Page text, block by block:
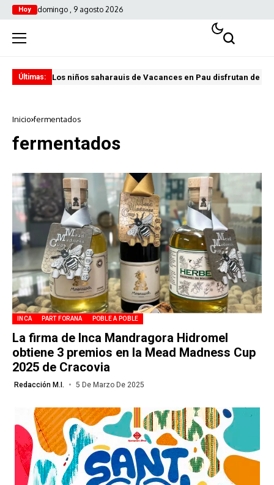
Hoy domingo , 9 agosto 2026
Últimas: Los niños saharauis de Vacances en Pau disfrutan de
Inicio fermentados
fermentados
INCA PART FORANA POBLE A POBLE
La firma de Inca Mandragora Hidromel
obtiene 3 premios en la Mead Madness Cup
2025 de Cracovia
Redacción M.I. 5 De Marzo De 2025